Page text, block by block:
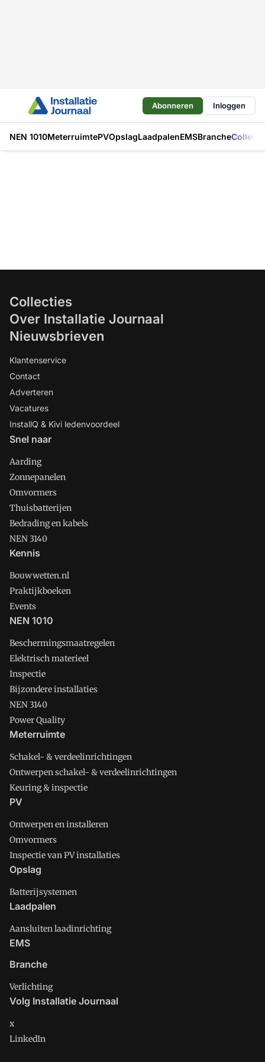
Abonneren Inloggen
NEN 1010MeterruimtePVOpslagLaadpalenEMSBranche
Collecties
Over Installatie Journaal
Nieuwsbrieven
Klantenservice
Contact
Adverteren
Vacatures
InstallQ & Kivi ledenvoordeel
Snel naar
Aarding
Zonnepanelen
Omvormers
Thuisbatterijen
Bedrading en kabels
NEN 3140
Kennis
Bouwwetten.nl
Praktijkboeken
Events
NEN 1010
Beschermingsmaatregelen
Elektrisch materieel
Inspectie
Bijzondere installaties
NEN 3140
Power Quality
Meterruimte
Schakel- & verdeelinrichtingen
Ontwerpen schakel- & verdeelinrichtingen
Keuring & inspectie
PV
Ontwerpen en installeren
Omvormers
Inspectie van PV installaties
Opslag
Batterijsystemen
Laadpalen
Aansluiten laadinrichting
EMS
Branche
Verlichting
Volg Installatie Journaal
x
LinkedIn